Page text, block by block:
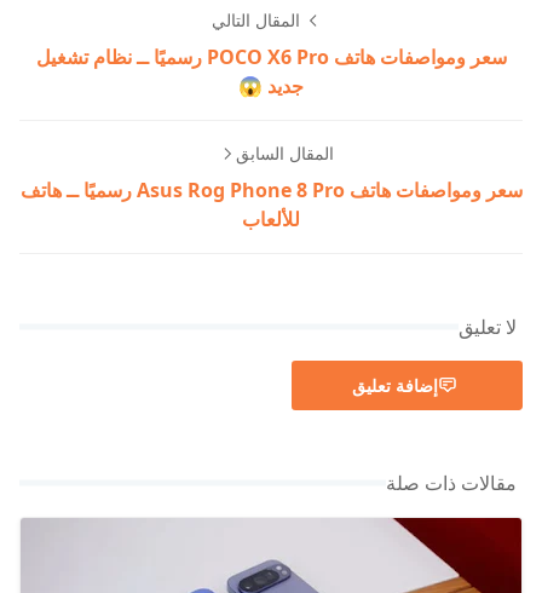
المقال التالي
سعر ومواصفات هاتف POCO X6 Pro رسميًا ــ نظام تشغيل
جديد 😱
المقال السابق
سعر ومواصفات هاتف Asus Rog Phone 8 Pro رسميًا ــ هاتف
للألعاب
لا تعليق
إضافة تعليق
مقالات ذات صلة